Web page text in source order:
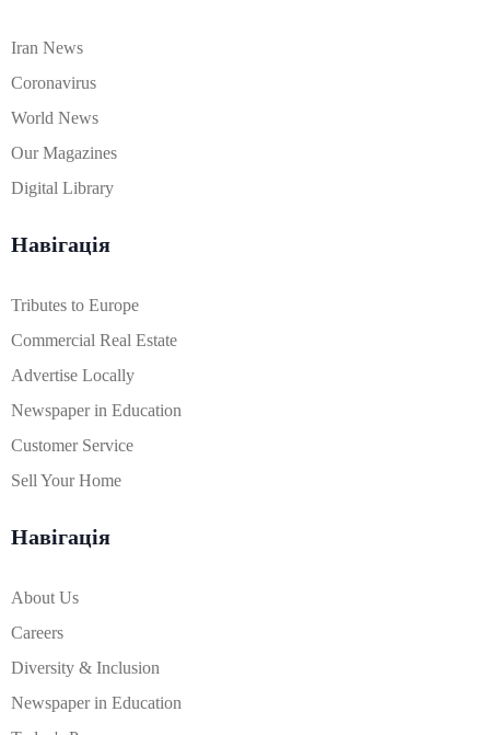
Iran News
Coronavirus
World News
Our Magazines
Digital Library
Навігація
Tributes to Europe
Commercial Real Estate
Advertise Locally
Newspaper in Education
Customer Service
Sell Your Home
Навігація
About Us
Careers
Diversity & Inclusion
Newspaper in Education